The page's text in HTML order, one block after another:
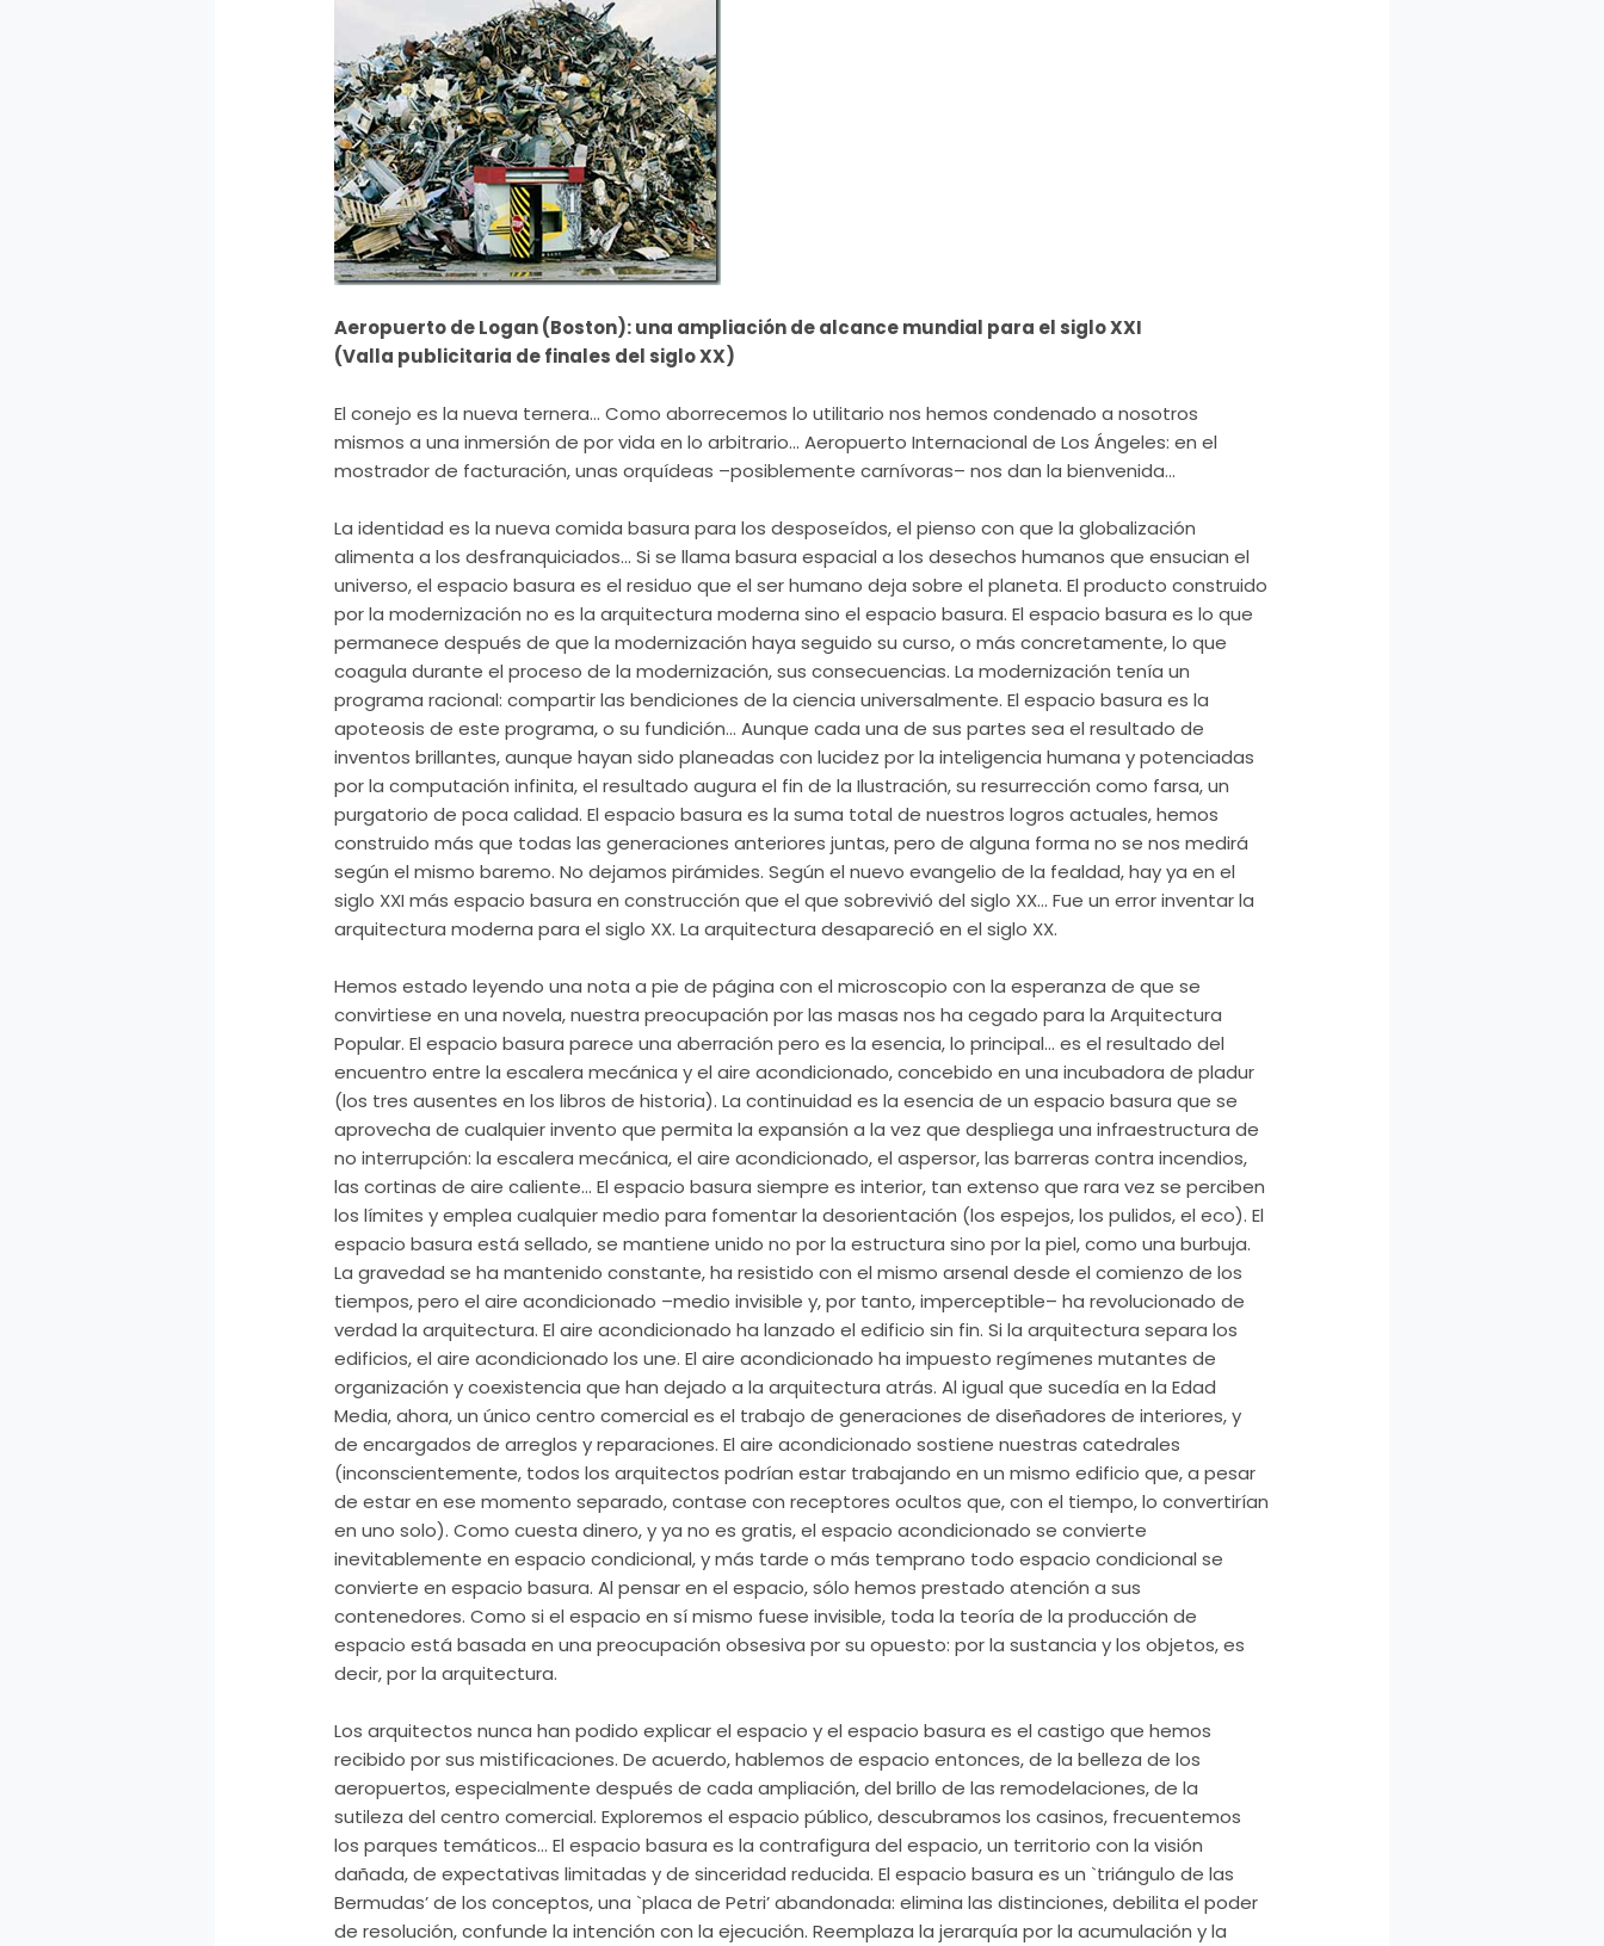
Aeropuerto de Logan (Boston): una ampliación de alcance mundial para el siglo XXI
(Valla publicitaria de finales del siglo XX)
El conejo es la nueva ternera… Como aborrecemos lo utilitario nos hemos condenado a nosotros
mismos a una inmersión de por vida en lo arbitrario… Aeropuerto Internacional de Los Ángeles: en el
mostrador de facturación, unas orquídeas –posiblemente carnívoras– nos dan la bienvenida…
La identidad es la nueva comida basura para los desposeídos, el pienso con que la globalización
alimenta a los desfranquiciados… Si se llama basura espacial a los desechos humanos que ensucian el
universo, el espacio basura es el residuo que el ser humano deja sobre el planeta. El producto construido
por la modernización no es la arquitectura moderna sino el espacio basura. El espacio basura es lo que
permanece después de que la modernización haya seguido su curso, o más concretamente, lo que
coagula durante el proceso de la modernización, sus consecuencias. La modernización tenía un
programa racional: compartir las bendiciones de la ciencia universalmente. El espacio basura es la
apoteosis de este programa, o su fundición… Aunque cada una de sus partes sea el resultado de
inventos brillantes, aunque hayan sido planeadas con lucidez por la inteligencia humana y potenciadas
por la computación infinita, el resultado augura el fin de la Ilustración, su resurrección como farsa, un
purgatorio de poca calidad. El espacio basura es la suma total de nuestros logros actuales, hemos
construido más que todas las generaciones anteriores juntas, pero de alguna forma no se nos medirá
según el mismo baremo. No dejamos pirámides. Según el nuevo evangelio de la fealdad, hay ya en el
siglo XXI más espacio basura en construcción que el que sobrevivió del siglo XX… Fue un error inventar la
arquitectura moderna para el siglo XX. La arquitectura desapareció en el siglo XX.
Hemos estado leyendo una nota a pie de página con el microscopio con la esperanza de que se
convirtiese en una novela, nuestra preocupación por las masas nos ha cegado para la Arquitectura
Popular. El espacio basura parece una aberración pero es la esencia, lo principal… es el resultado del
encuentro entre la escalera mecánica y el aire acondicionado, concebido en una incubadora de pladur
(los tres ausentes en los libros de historia). La continuidad es la esencia de un espacio basura que se
aprovecha de cualquier invento que permita la expansión a la vez que despliega una infraestructura de
no interrupción: la escalera mecánica, el aire acondicionado, el aspersor, las barreras contra incendios,
las cortinas de aire caliente… El espacio basura siempre es interior, tan extenso que rara vez se perciben
los límites y emplea cualquier medio para fomentar la desorientación (los espejos, los pulidos, el eco). El
espacio basura está sellado, se mantiene unido no por la estructura sino por la piel, como una burbuja.
La gravedad se ha mantenido constante, ha resistido con el mismo arsenal desde el comienzo de los
tiempos, pero el aire acondicionado –medio invisible y, por tanto, imperceptible– ha revolucionado de
verdad la arquitectura. El aire acondicionado ha lanzado el edificio sin fin. Si la arquitectura separa los
edificios, el aire acondicionado los une. El aire acondicionado ha impuesto regímenes mutantes de
organización y coexistencia que han dejado a la arquitectura atrás. Al igual que sucedía en la Edad
Media, ahora, un único centro comercial es el trabajo de generaciones de diseñadores de interiores, y
de encargados de arreglos y reparaciones. El aire acondicionado sostiene nuestras catedrales
(inconscientemente, todos los arquitectos podrían estar trabajando en un mismo edificio que, a pesar
de estar en ese momento separado, contase con receptores ocultos que, con el tiempo, lo convertirían
en uno solo). Como cuesta dinero, y ya no es gratis, el espacio acondicionado se convierte
inevitablemente en espacio condicional, y más tarde o más temprano todo espacio condicional se
convierte en espacio basura. Al pensar en el espacio, sólo hemos prestado atención a sus
contenedores. Como si el espacio en sí mismo fuese invisible, toda la teoría de la producción de
espacio está basada en una preocupación obsesiva por su opuesto: por la sustancia y los objetos, es
decir, por la arquitectura.
Los arquitectos nunca han podido explicar el espacio y el espacio basura es el castigo que hemos
recibido por sus mistificaciones. De acuerdo, hablemos de espacio entonces, de la belleza de los
aeropuertos, especialmente después de cada ampliación, del brillo de las remodelaciones, de la
sutileza del centro comercial. Exploremos el espacio público, descubramos los casinos, frecuentemos
los parques temáticos… El espacio basura es la contrafigura del espacio, un territorio con la visión
dañada, de expectativas limitadas y de sinceridad reducida. El espacio basura es un `triángulo de las
Bermudas’ de los conceptos, una `placa de Petri’ abandonada: elimina las distinciones, debilita el poder
de resolución, confunde la intención con la ejecución. Reemplaza la jerarquía por la acumulación y la